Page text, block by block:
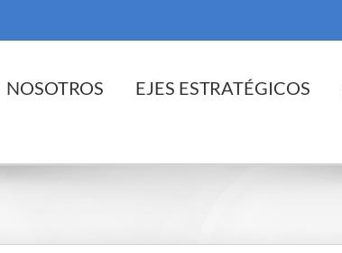
NOSOTROS EJES ESTRATÉGICOS